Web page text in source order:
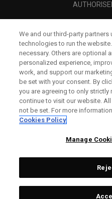
Topgolf
We and our third-party
technologies to run the
necessary. Others are optional
personalized experience,
work, and support our
be set with your consent. By
you are agreeing to only
continue to visit our website.
not be set. For more
Cookies Policy
Manage